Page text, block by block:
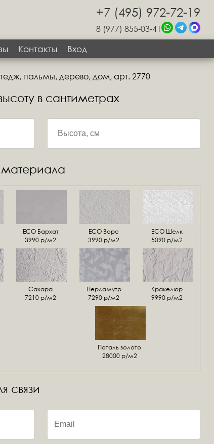
+7 (495) 972-72-19
8 (977) 855-03-41
Контакты Вход
пальмы, дерево, дом, арт. 2770
в сантиметрах
материала
ECO Бархат
3990 р/м2
ЕСО Ворс
3990 р/м2
ЕСО Шелк
5090 р/м2
Сахара
7210 р/м2
Перламутр
7290 р/м2
Кракелюр
9990 р/м2
Поталь золото
28000 р/м2
связи